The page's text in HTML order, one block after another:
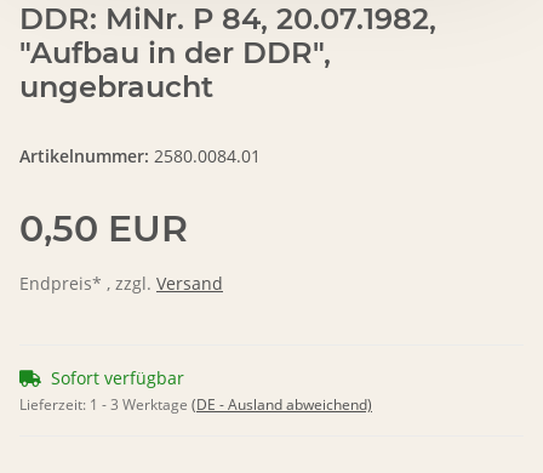
DDR: MiNr. P 84, 20.07.1982,
"Aufbau in der DDR",
ungebraucht
Artikelnummer: 2580.0084.01
0,50 EUR
Endpreis* , zzgl. Versand
Sofort verfügbar
Lieferzeit: 1 - 3 Werktage (DE - Ausland abweichend)